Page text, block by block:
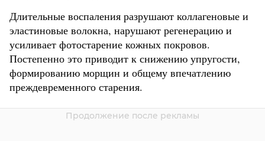
Длительные воспаления разрушают коллагеновые и
эластиновые волокна, нарушают регенерацию и
усиливает фотостарение кожных покровов.
Постепенно это приводит к снижению упругости,
формированию морщин и общему впечатлению
преждевременного старения.